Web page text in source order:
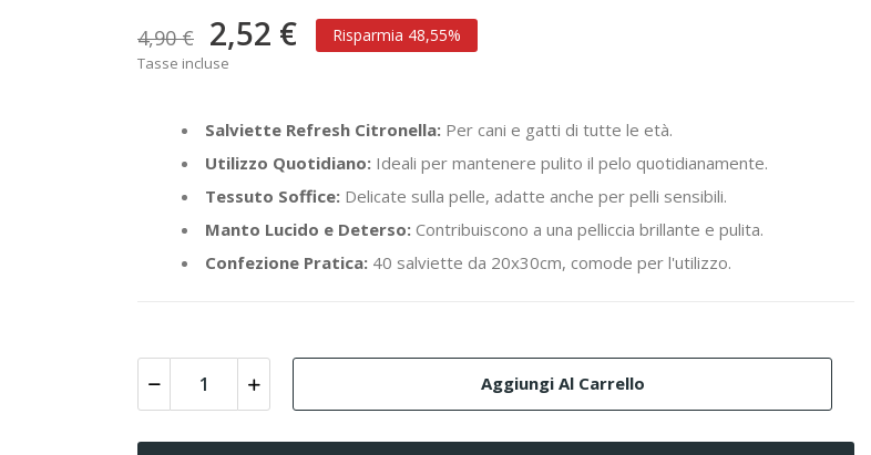
4,90 € 2,52 € Risparmia 48,55%
Tasse incluse
Salviette Refresh Citronella: Per cani e gatti di tutte le età.
Utilizzo Quotidiano: Ideali per mantenere pulito il pelo quotidianamente.
Tessuto Soffice: Delicate sulla pelle, adatte anche per pelli sensibili.
Manto Lucido e Deterso: Contribuiscono a una pelliccia brillante e pulita.
Confezione Pratica: 40 salviette da 20x30cm, comode per l'utilizzo.
Aggiungi Al Carrello